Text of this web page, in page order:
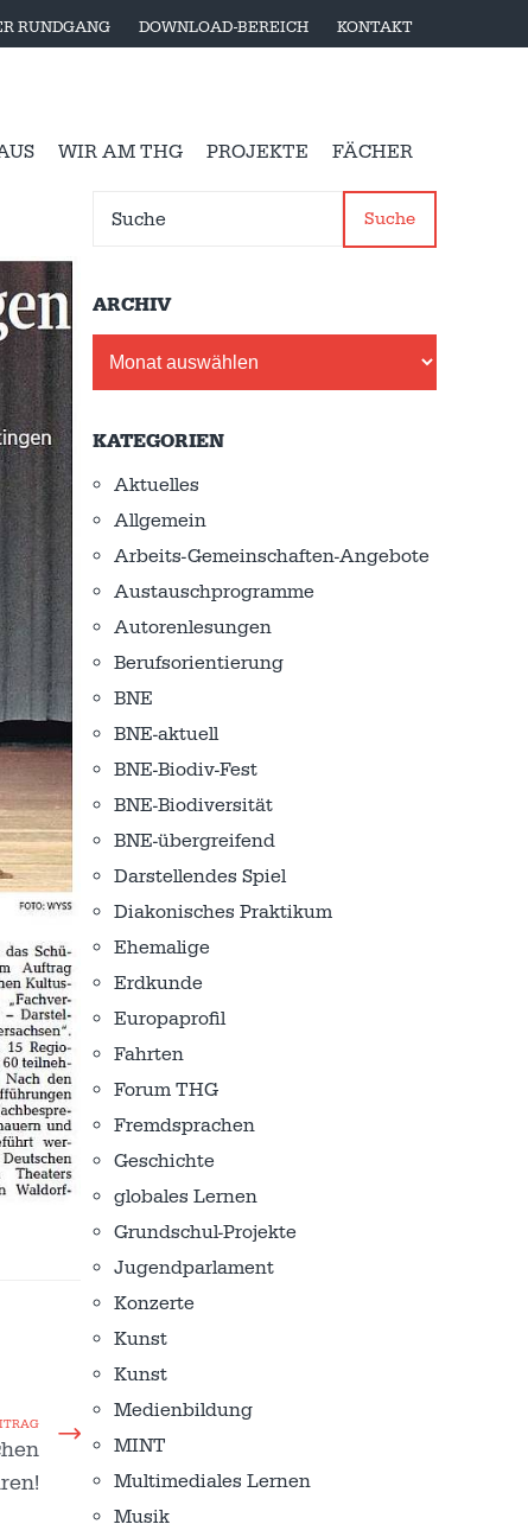
RUNDGANG DOWNLOAD-BEREICH KONTAKT
WIR AM THG PROJEKTE FÄCHER
Suche
ARCHIV
KATEGORIEN
Aktuelles
Allgemein
Arbeits-Gemeinschaften-Angebote
Austausch­programme
Autorenlesungen
Berufsorientierung
BNE
BNE-aktuell
BNE-Biodiv-Fest
BNE-Biodiversität
BNE-übergreifend
Darstellendes Spiel
Diakonisches Praktikum
Ehemalige
Erdkunde
Europaprofil
Fahrten
Forum THG
Fremdsprachen
Geschichte
globales Lernen
Grundschul-Projekte
Jugendparlament
Konzerte
Kunst
Kunst
Medienbildung
MINT
Multimediales Lernen
Musik